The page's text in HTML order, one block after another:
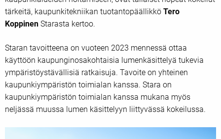
tärkeitä, kaupunkitekniikan tuotantopäällikkö Tero
Koppinen Starasta kertoo.
Staran tavoitteena on vuoteen 2023 mennessä ottaa
käyttöön kaupunginosakohtaisia lumenkäsittelyä tukevia
ympäristöystävällisiä ratkaisuja. Tavoite on yhteinen
kaupunkiympäristön toimialan kanssa. Stara on
kaupunkiympäristön toimialan kanssa mukana myös
neljässä muussa lumen käsittelyyn liittyvässä kokeilussa.